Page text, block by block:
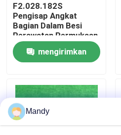
Hubungi Kami
Berita
Blog
F2.028.182S
Pengisap Angkat
Bagian Dalam Besi
Perawatan Permukaan
Halus Ukuran Standar
untuk Heidelberg
Preset Plus
mengirimkan
Mandy